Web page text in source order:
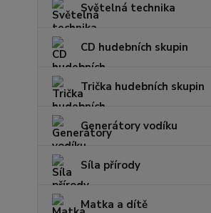
Světelná technika
CD hudebních skupin
Trička hudebních skupin
Generátory vodíku
Síla přírody
Matka a dítě